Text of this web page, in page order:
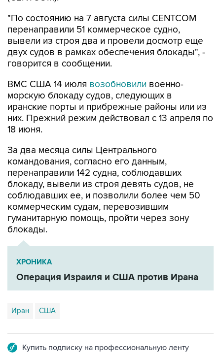
"По состоянию на 7 августа силы CENTCOM
перенаправили 51 коммерческое судно,
вывели из строя два и провели досмотр еще
двух судов в рамках обеспечения блокады", -
говорится в сообщении.
ВМС США 14 июля возобновили военно-
морскую блокаду судов, следующих в
иранские порты и прибрежные районы или из
них. Прежний режим действовал с 13 апреля по
18 июня.
За два месяца силы Центрального
командования, согласно его данным,
перенаправили 142 судна, соблюдавших
блокаду, вывели из строя девять судов, не
соблюдавших ее, и позволили более чем 50
коммерческим судам, перевозившим
гуманитарную помощь, пройти через зону
блокады.
ХРОНИКА
Операция Израиля и США против Ирана
Иран США
Купить подписку на профессиональную ленту